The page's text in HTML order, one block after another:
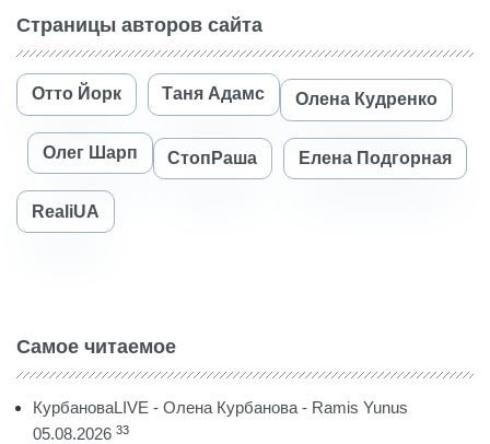
Страницы авторов сайта
Отто Йорк Таня Адамс Олена Кудренко
Олег Шарп СтопРаша Елена Подгорная
RealiUA
Самое читаемое
КурбановаLIVE - Олена Курбанова - Ramis Yunus
05.08.2026 33